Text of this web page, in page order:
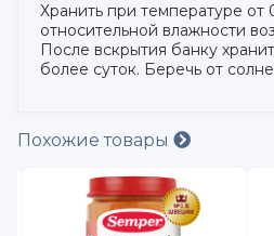
Хранить при температуре от
относительной влажности
После вскрытия банку
более суток. Беречь от
Похожие товары